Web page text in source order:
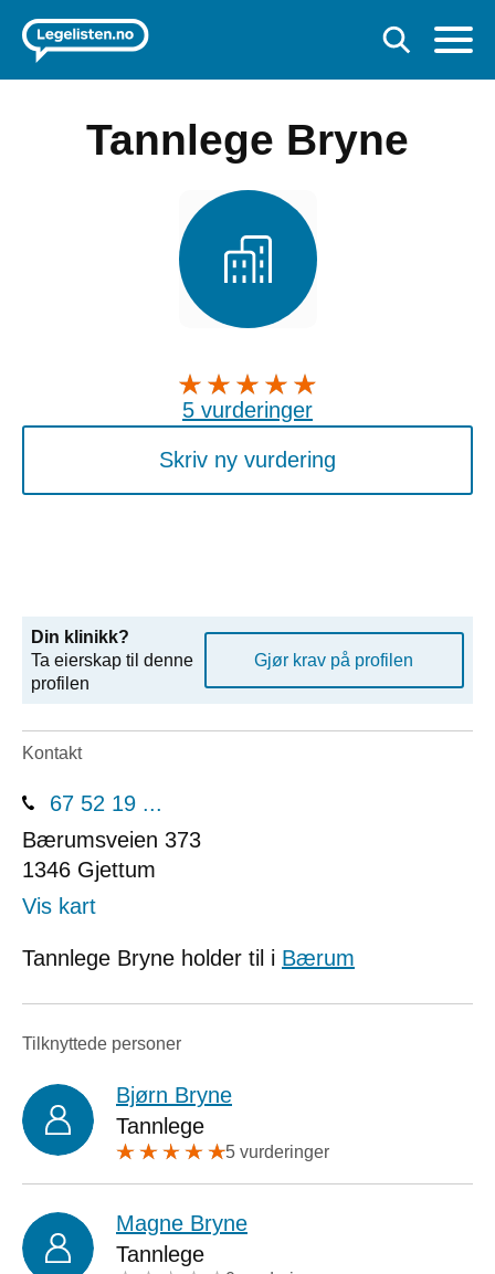
Tannlege Bryne
5 vurderinger
Skriv ny vurdering
Din klinikk?
Ta eierskap til denne
profilen
Gjør krav på profilen
Kontakt
67 52 19 ...
Bærumsveien 373
1346 Gjettum
Vis kart
Tannlege Bryne holder til i Bærum
Tilknyttede personer
Bjørn Bryne
Tannlege
5 vurderinger
Magne Bryne
Tannlege